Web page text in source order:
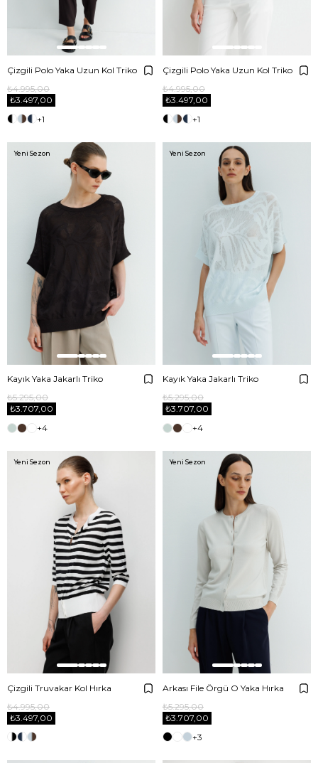
Çizgili Polo Yaka Uzun Kol Triko
₺3.497,00
₺4.995,00
+1
Çizgili Polo Yaka Uzun Kol Triko
₺3.497,00
₺4.995,00
+1
Kayık Yaka Jakarlı Triko
₺3.707,00
₺5.295,00
+4
Yeni Sezon
Kayık Yaka Jakarlı Triko
₺3.707,00
₺5.295,00
+4
Yeni Sezon
Çizgili Truvakar Kol Hırka
₺3.497,00
₺4.995,00
Yeni Sezon
Arkası File Örgü O Yaka Hırka
₺3.707,00
₺5.295,00
+3
Yeni Sezon